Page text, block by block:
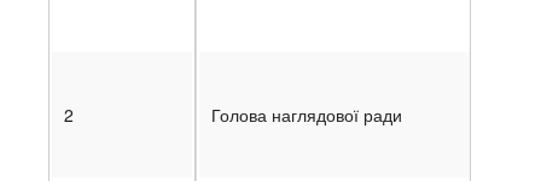
Голова наглядової ради
2